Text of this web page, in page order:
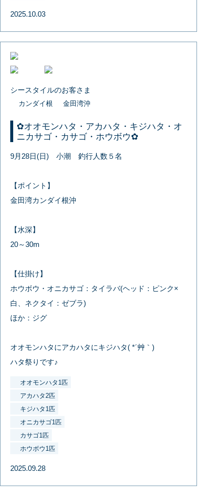
2025.10.03
シースタイルのお客さま
カンダイ根 金田湾沖
✿オオモンハタ・アカハタ・キジハタ・オ
ニカサゴ・カサゴ・ホウボウ✿
9月28日(日) 小潮 釣行人数５名
【ポイント】
金田湾カンダイ根沖
【水深】
20～30m
【仕掛け】
ホウボウ・オニカサゴ：タイラバ(ヘッド：ピンク×
白、ネクタイ：ゼブラ)
ほか：ジグ
オオモンハタにアカハタにキジハタ( *´艸｀)
ハタ祭りです♪
オオモンハタ1匹
アカハタ2匹
キジハタ1匹
オニカサゴ1匹
カサゴ1匹
ホウボウ1匹
2025.09.28